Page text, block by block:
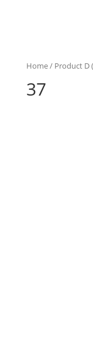
Home/ Product D
37